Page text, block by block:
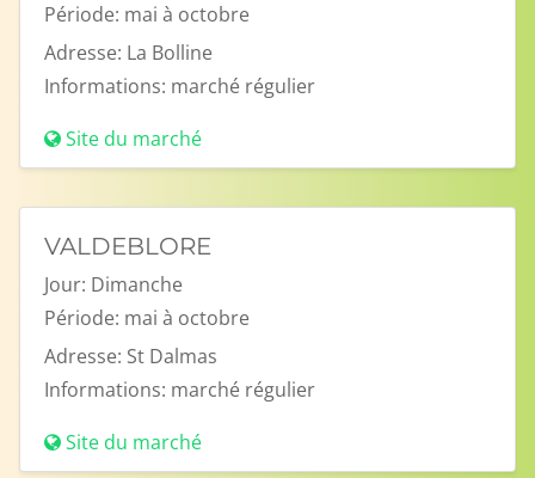
Période: mai à octobre
Adresse: La Bolline
Informations: marché régulier
Site du marché
VALDEBLORE
Jour: Dimanche
Période: mai à octobre
Adresse: St Dalmas
Informations: marché régulier
Site du marché